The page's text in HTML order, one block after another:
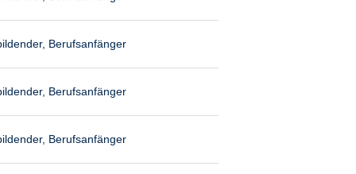
Berufsanfänger
Berufsanfänger
Berufsanfänger